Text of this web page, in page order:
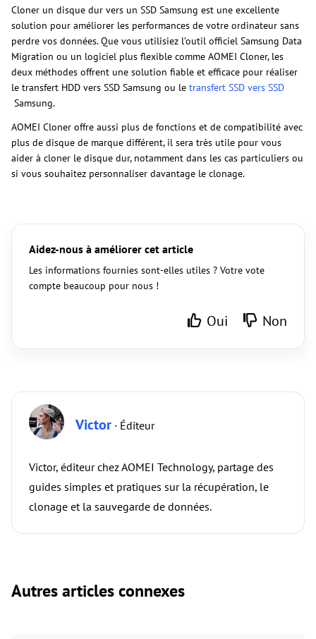
Cloner un disque dur vers un SSD Samsung est une excellente
solution pour améliorer les performances de votre ordinateur sans
perdre vos données. Que vous utilisiez l’outil officiel Samsung Data
Migration ou un logiciel plus flexible comme AOMEI Cloner, les
deux méthodes offrent une solution fiable et efficace pour réaliser
le transfert HDD vers SSD Samsung ou le transfert SSD vers SSD
Samsung.
AOMEI Cloner offre aussi plus de fonctions et de compatibilité avec
plus de disque de marque différent, il sera très utile pour vous
aider à cloner le disque dur, notamment dans les cas particuliers ou
si vous souhaitez personnaliser davantage le clonage.
Aidez-nous à améliorer cet article
Les informations fournies sont-elles utiles ? Votre vote
compte beaucoup pour nous !
Oui Non
Victor · Éditeur
Victor, éditeur chez AOMEI Technology, partage des
guides simples et pratiques sur la récupération, le
clonage et la sauvegarde de données.
Autres articles connexes